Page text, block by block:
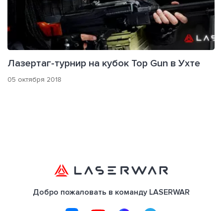
Лазертаг-турнир на кубок Top Gun в Ухте
05 октября 2018
Добро пожаловать в команду LASERWAR